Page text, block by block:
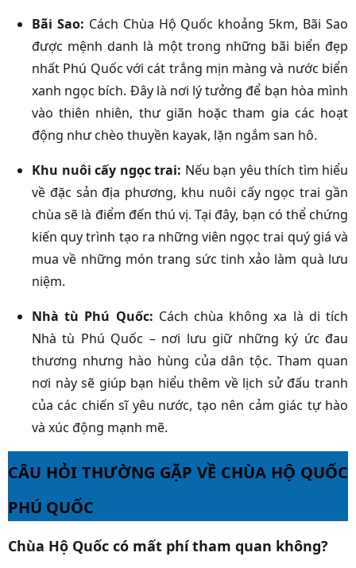
Bãi Sao: Cách Chùa Hộ Quốc khoảng 5km, Bãi Sao
được mệnh danh là một trong những bãi biển đẹp
nhất Phú Quốc với cát trắng mịn màng và nước biển
xanh ngọc bích. Đây là nơi lý tưởng để bạn hòa mình
vào thiên nhiên, thư giãn hoặc tham gia các hoạt
động như chèo thuyền kayak, lặn ngắm san hô.
Khu nuôi cấy ngọc trai: Nếu bạn yêu thích tìm hiểu
về đặc sản địa phương, khu nuôi cấy ngọc trai gần
chùa sẽ là điểm đến thú vị. Tại đây, bạn có thể chứng
kiến quy trình tạo ra những viên ngọc trai quý giá và
mua về những món trang sức tinh xảo làm quà lưu
niệm.
Nhà tù Phú Quốc: Cách chùa không xa là di tích
Nhà tù Phú Quốc – nơi lưu giữ những ký ức đau
thương nhưng hào hùng của dân tộc. Tham quan
nơi này sẽ giúp bạn hiểu thêm về lịch sử đấu tranh
của các chiến sĩ yêu nước, tạo nên cảm giác tự hào
và xúc động mạnh mẽ.
CÂU HỎI THƯỜNG GẶP VỀ CHÙA HỘ QUỐC
PHÚ QUỐC
Chùa Hộ Quốc có mất phí tham quan không?